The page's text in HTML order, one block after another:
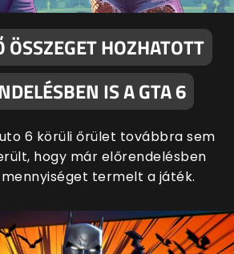
ÖSSZEGET HOZHATOTT
IS A GTA 6
6 körüli őrület továbbra sem
hogy már előrendelésben
termelt a játék.